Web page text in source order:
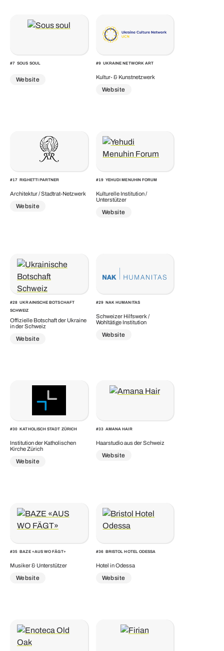
#7 SOUS SOUL
Website
#9 UKRAINE NETWORK ART
Kultur- & Kunstnetzwerk
Website
#17 RIGHETTI PARTNER
Architektur / Stadtrat-Netzwerk
Website
#19 YEHUDI MENUHIN FORUM
Kulturelle Institution /
Unterstützer
Website
#28 UKRAINISCHE BOTSCHAFT
SCHWEIZ
Offizielle Botschaft der Ukraine
in der Schweiz
Website
#29 NAK HUMANITAS
Schweizer Hilfswerk /
Wohltätige Institution
Website
#30 KATHOLISCH STADT ZÜRICH
Institution der Katholischen
Kirche Zürich
Website
#33 AMANA HAIR
Haarstudio aus der Schweiz
Website
#35 BAZE «AUS WO FÄGT»
Musiker & Unterstützer
Website
#36 BRISTOL HOTEL ODESSA
Hotel in Odessa
Website